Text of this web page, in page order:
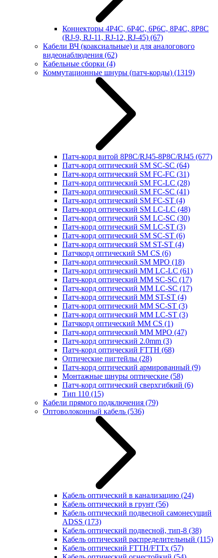
Коннекторы 4P4C, 6P4C, 6P6C, 8P4C, 8P8C
(RJ-9, RJ-11, RJ-12, RJ-45) (67)
Кабели ВЧ (коаксиальные) и для аналогового
видеонаблюдения (62)
Кабельные сборки (4)
Коммутационные шнуры (патч-корды) (1319)
Патч-корд витой 8P8C/RJ45-8P8C/RJ45 (677)
Патч-корд оптический SM SC-SC (64)
Патч-корд оптический SM FC-FC (31)
Патч-корд оптический SM FC-LC (28)
Патч-корд оптический SM FC-SC (41)
Патч-корд оптический SM FC-ST (4)
Патч-корд оптический SM LC-LC (48)
Патч-корд оптический SM LC-SC (30)
Патч-корд оптический SM LC-ST (3)
Патч-корд оптический SM SC-ST (6)
Патч-корд оптический SM ST-ST (4)
Патчкорд оптический SM CS (6)
Патч-корд оптический SM MPO (18)
Патч-корд оптический MM LC-LC (61)
Патч-корд оптический MM SC-SC (17)
Патч-корд оптический MM LC-SC (17)
Патч-корд оптический MM ST-ST (4)
Патч-корд оптический MM SC-ST (3)
Патч-корд оптический MM LC-ST (3)
Патчкорд оптический MM CS (1)
Патч-корд оптический MM MPO (47)
Патч-корд оптический 2.0mm (3)
Патч-корд оптический FTTH (68)
Оптические пигтейлы (28)
Патч-корд оптический армированный (9)
Монтажные шнуры оптические (58)
Патч-корд оптический сверхгибкий (6)
Тип 110 (15)
Кабели прямого подключения (79)
Оптоволоконный кабель (536)
Кабель оптический в канализацию (24)
Кабель оптический в грунт (56)
Кабель оптический подвесной самонесущий
ADSS (173)
Кабель оптический подвесной, тип-8 (38)
Кабель оптический распределительный (115)
Кабель оптический FTTH/FTTx (57)